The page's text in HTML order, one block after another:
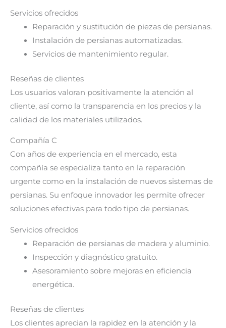
Servicios ofrecidos
Reparación y sustitución de piezas de persianas.
Instalación de persianas automatizadas.
Servicios de mantenimiento regular.
Reseñas de clientes
Los usuarios valoran positivamente la atención al
cliente, así como la transparencia en los precios y la
calidad de los materiales utilizados.
Compañía C
Con años de experiencia en el mercado, esta
compañía se especializa tanto en la reparación
urgente como en la instalación de nuevos sistemas de
persianas. Su enfoque innovador les permite ofrecer
soluciones efectivas para todo tipo de persianas.
Servicios ofrecidos
Reparación de persianas de madera y aluminio.
Inspección y diagnóstico gratuito.
Asesoramiento sobre mejoras en eficiencia
energética.
Reseñas de clientes
Los clientes aprecian la rapidez en la atención y la